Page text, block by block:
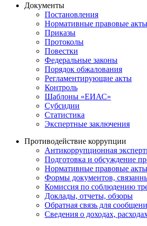
Документы
Постановления
Нормативные правовые акты
Приказы
Протоколы
Повестки
Федеральные законы
Порядок обжалования
Регламентирующие акты
Контроль
Шаблоны «ЕИАС»
Субсидии
Статистика
Экспертные заключения
Противодействие коррупции
Антикоррупционная
Подготовка и обсуждение
Нормативные правовые
Формы документов,
Комиссия по соблюдению
Доклады, отчеты, обзоры
Обратная связь для
Сведения о доходах,